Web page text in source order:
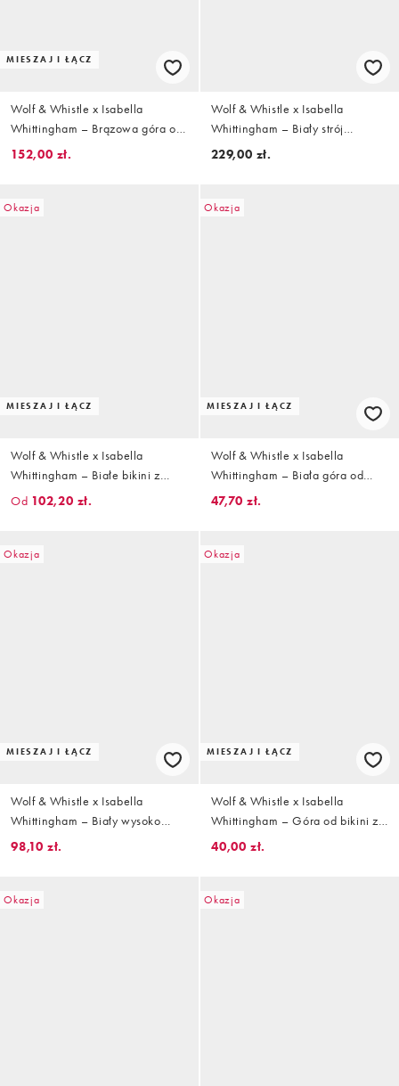
MIESZAJ I ŁĄCZ
Wolf & Whistle x Isabella
Whittingham – Brązowa góra od
bikini z fiszbinami we wzór w
152,00 zł.
Wolf & Whistle x Isabella
Whittingham – Biały strój
kąpielowy z kontrastowymi
229,00 zł.
Okazja
MIESZAJ I ŁĄCZ
Wolf & Whistle x Isabella
Whittingham – Białe bikini z
kontrastowymi paseczkami w
Od 102,20 zł.
Okazja
MIESZAJ I ŁĄCZ
Wolf & Whistle x Isabella
Whittingham – Biała góra od
bikini z trójkątnymi miseczkami i
47,70 zł.
Okazja
MIESZAJ I ŁĄCZ
Wolf & Whistle x Isabella
Whittingham – Biały wysoko
wycięty dół od bikini z czarnym
98,10 zł.
Okazja
MIESZAJ I ŁĄCZ
Wolf & Whistle x Isabella
Whittingham – Góra od bikini z
trójkątnymi miseczkami we wzór
40,00 zł.
Okazja Okazja